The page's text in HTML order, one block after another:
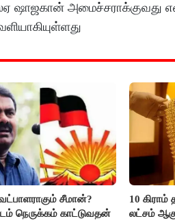
ஷாஜகான் அமைச்சராக்குவது
சீமான்?
நெருக்கம் காட்டுவதன்
10
லட்சம்